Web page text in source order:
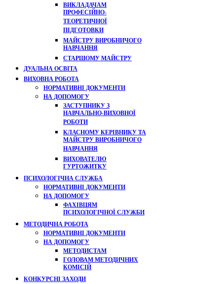
ВИКЛАДАЧАМ
ПРОФЕСІЙНО-
ТЕОРЕТИЧНОЇ
ПІДГОТОВКИ
МАЙСТРУ ВИРОБНИЧОГО
НАВЧАННЯ
СТАРШОМУ МАЙСТРУ
ДУАЛЬНА ОСВІТА
ВИХОВНА РОБОТА
НОРМАТИВНІ ДОКУМЕНТИ
НА ДОПОМОГУ
ЗАСТУПНИКУ З
НАВЧАЛЬНО-ВИХОВНОЇ
РОБОТИ
КЛАСНОМУ КЕРІВНИКУ ТА
МАЙСТРУ ВИРОБНИЧОГО
НАВЧАННЯ
ВИХОВАТЕЛЮ
ГУРТОЖИТКУ
ПСИХОЛОГІЧНА СЛУЖБА
НОРМАТИВНІ ДОКУМЕНТИ
НА ДОПОМОГУ
ФАХІВЦЯМ
ПСИХОЛОГІЧНОЇ СЛУЖБИ
МЕТОДИЧНА РОБОТА
НОРМАТИВНІ ДОКУМЕНТИ
НА ДОПОМОГУ
МЕТОДИСТАМ
ГОЛОВАМ МЕТОДИЧНИХ
КОМІСІЙ
КОНКУРСНІ ЗАХОДИ